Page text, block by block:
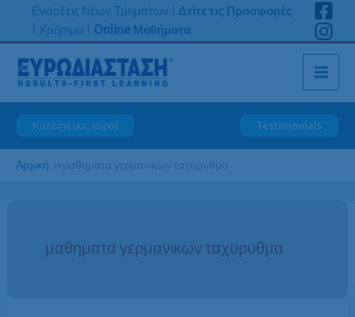
Μετάβαση
περιεχόμενο
Ενάρξεις Νέων Τμημάτων
Δείτε τις Προσφορές
Χρήσιμα Online Μαθήματα
Καλέστε μας τώρα! Testimonials
Αρχική »μαθηματα γερμανικων ταχυρυθμα
μαθηματα γερμανικων ταχυρυθμα